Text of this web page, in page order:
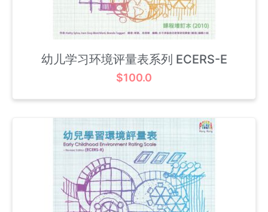
幼儿学习环境评量表系列 ECERS-E
$100.0